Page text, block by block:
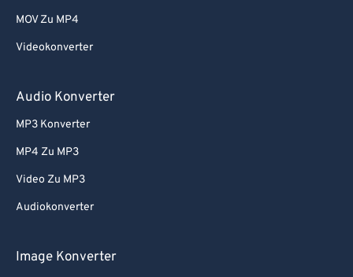
MOV Zu MP4
Videokonverter
Audio Konverter
MP3 Konverter
MP4 Zu MP3
Video Zu MP3
Audiokonverter
Image Konverter